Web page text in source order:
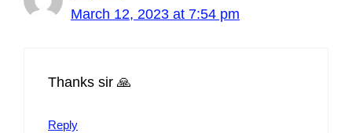
March 12, 2023 at 7:54 pm
Thanks sir 🙏
Reply